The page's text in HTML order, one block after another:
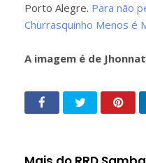
Porto Alegre. Para não
Churrasquinho Menos é
A imagem é de